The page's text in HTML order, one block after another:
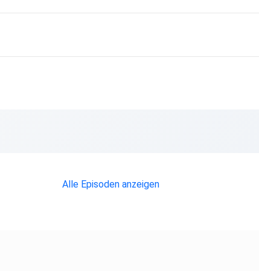
Alle Episoden anzeigen